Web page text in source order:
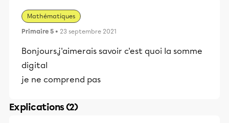
Mathématiques
Primaire 5 • 23 septembre 2021
Bonjours,j'aimerais savoir c'est quoi la somme
digital
je ne comprend pas
Explications (2)